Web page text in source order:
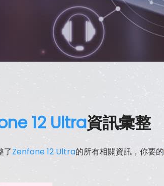
12 Ultra資訊彙整
了Zenfone 12 Ultra的所有相關資訊，你要的